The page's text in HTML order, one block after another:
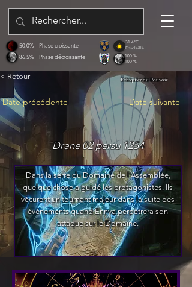
86.5%
50.0%
Phase décroissante
Phase croissante
31.4°C
Ensoleillé
100 %
100 %
< Retour
Date précédente
Echiquier du Pouvoir
Date suivante
Drane 02 persu 1254
Dans la serre du Domaine de l'Assemblée,
quelque chose a guidé les protagonistes. Ils
vécurent un tournant majeur dans la suite des
événements quand Ennya perpètrera son
attaque sur le Domaine.